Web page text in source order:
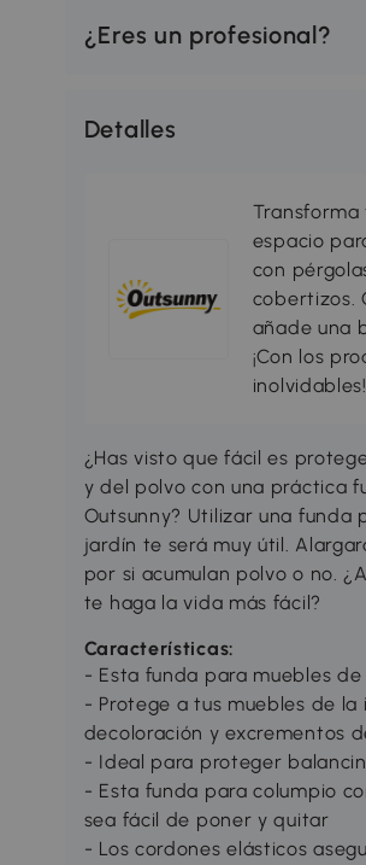
¿Eres un profesional?
Detalles
espacio
con
cobertizos.
añade una
¡Con los
inolvidables!
¿Has visto que fácil es
y del polvo con una práctica
Outsunny? Utilizar una funda
jardín te será muy útil.
por si acumulan polvo o no.
te haga la vida más fácil?
Características:
- Esta funda para muebles
- Protege a tus muebles de la
decoloración y excrementos
- Ideal para proteger
- Esta funda para columpio
sea fácil de poner y quitar
- Los cordones elásticos